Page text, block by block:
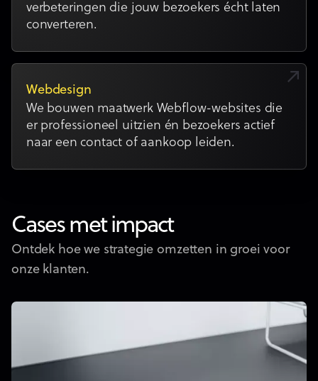
verbeteringen die jouw bezoekers écht laten
converteren.
Webdesign
We bouwen maatwerk Webflow-websites die
er professioneel uitzien én bezoekers actief
naar een contact of aankoop leiden.
Cases met impact
Ontdek hoe we strategie omzetten in groei voor
onze klanten.